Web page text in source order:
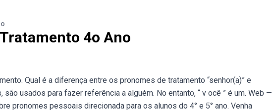
4o Ano
Qual é a diferença entre os pronomes de tratamento “senhor(a)” e
usados para fazer referência a alguém. No entanto, “ v ocê ” é um. Web —
pronomes pessoais direcionada para os alunos do 4° e 5° ano. Venha